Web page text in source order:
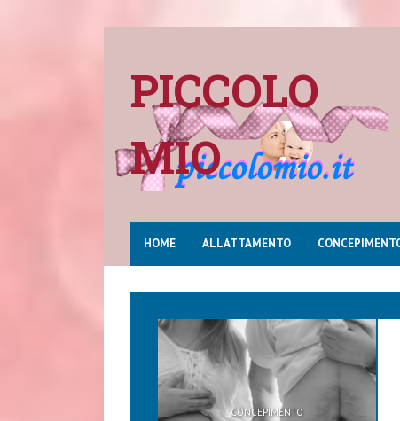
PICCOLO
MIO
HOME ALLATTAMENTO
CONCEPIMENTO